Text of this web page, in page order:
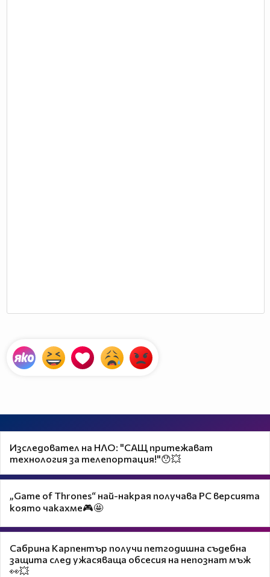
Изследовател на НЛО: "САЩ притежават
технология за телепортация!"😯💥
„Game of Thrones“ най-накрая получава PC версията
която чакахме🎮🤩
Сабрина Карпентър получи петгодишна съдебна
защита след ужасяваща обсесия на непознат мъж
👀💥